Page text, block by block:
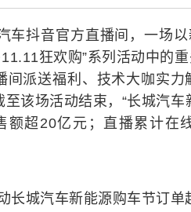
车抖音官方直播间，一场
狂欢购”系列活动中的
间派送福利、技术大咖实
该场活动结束，“长城汽
额超20亿元；直播累计在
长城汽车新能源购车节订单